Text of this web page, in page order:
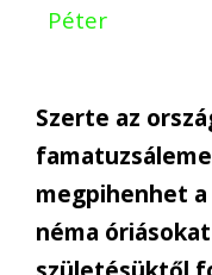
Péter
Szerte az
megpihenhet
néma